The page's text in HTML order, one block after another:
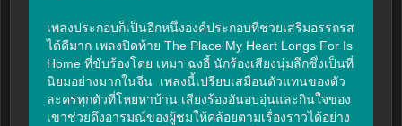
เพลงประกอบก็เป็นอีกหนึ่งองค์ประกอบที่ช่วยเสริมอรรถรส
ได้ดีมาก เพลงปิดท้าย The Place My Heart Longs For Is
Home ที่ขับร้องโดย เหมา ฉงอี้ นักร้องเสียงนุ่มลึกซึ่งเป็นที่
นิยมอย่างมากในจีน  เพลงนี้เปรียบเสมือนตัวแทนของตัว
ละครทุกตัวที่โหยหาบ้าน เสียงร้องอันอบอุ่นและกินใจของ
เขาช่วยดึงอารมณ์ของผู้ชมให้คล้อยตามเรื่องราวได้อย่าง